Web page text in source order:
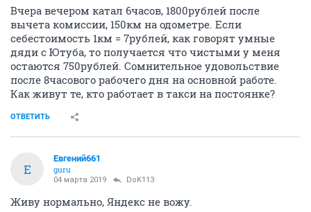
Вчера вечером катал 6часов, 1800рублей после
вычета комиссии, 150км на одометре. Если
себестоимость 1км = 7рублей, как говорят умные
дяди с Ютуба, то получается что чистыми у меня
остаются 750рублей. Сомнительное удовольствие
после 8часового рабочего дня на основной работе.
Как живут те, кто работает в такси на постоянке?
ОТВЕТИТЬ
Е
Евгений661
guru
04 марта 2019 DoK113
Живу нормально, Яндекс не вожу.